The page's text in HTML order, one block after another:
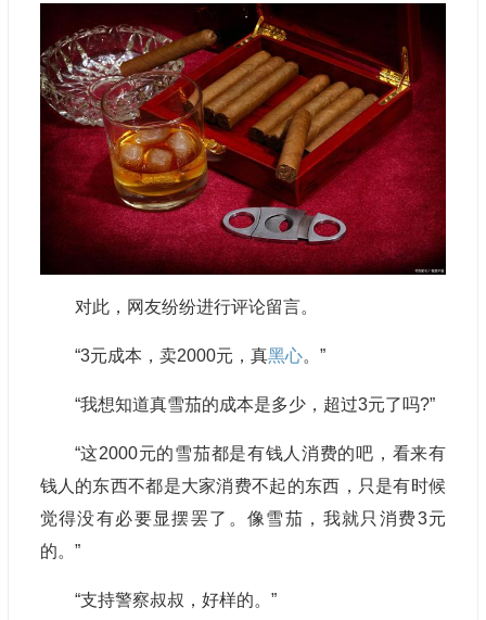
对此，网友纷纷进行评论留言。
“3元成本，卖2000元，真黑心。”
“我想知道真雪茄的成本是多少，超过3元了吗?”
“这2000元的雪茄都是有钱人消费的吧，看来有
钱人的东西不都是大家消费不起的东西，只是有时候
觉得没有必要显摆罢了。像雪茄，我就只消费3元
的。”
“支持警察叔叔，好样的。”